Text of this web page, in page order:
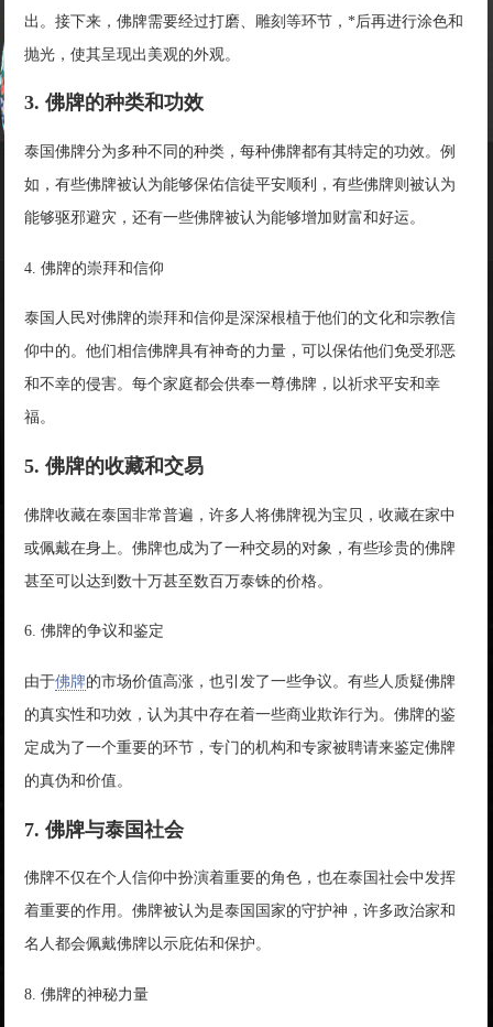
出。接下来，佛牌需要经过打磨、雕刻等环节，*后再进行涂色和
抛光，使其呈现出美观的外观。
3. 佛牌的种类和功效
泰国佛牌分为多种不同的种类，每种佛牌都有其特定的功效。例
如，有些佛牌被认为能够保佑信徒平安顺利，有些佛牌则被认为
能够驱邪避灾，还有一些佛牌被认为能够增加财富和好运。
4. 佛牌的崇拜和信仰
泰国人民对佛牌的崇拜和信仰是深深根植于他们的文化和宗教信
仰中的。他们相信佛牌具有神奇的力量，可以保佑他们免受邪恶
和不幸的侵害。每个家庭都会供奉一尊佛牌，以祈求平安和幸
福。
5. 佛牌的收藏和交易
佛牌收藏在泰国非常普遍，许多人将佛牌视为宝贝，收藏在家中
或佩戴在身上。佛牌也成为了一种交易的对象，有些珍贵的佛牌
甚至可以达到数十万甚至数百万泰铢的价格。
6. 佛牌的争议和鉴定
由于佛牌的市场价值高涨，也引发了一些争议。有些人质疑佛牌
的真实性和功效，认为其中存在着一些商业欺诈行为。佛牌的鉴
定成为了一个重要的环节，专门的机构和专家被聘请来鉴定佛牌
的真伪和价值。
7. 佛牌与泰国社会
佛牌不仅在个人信仰中扮演着重要的角色，也在泰国社会中发挥
着重要的作用。佛牌被认为是泰国国家的守护神，许多政治家和
名人都会佩戴佛牌以示庇佑和保护。
8. 佛牌的神秘力量